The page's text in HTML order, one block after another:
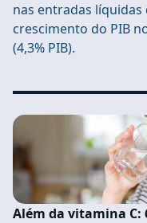
nas entradas líquidas
crescimento do PIB
(4,3% PIB).
Além da vitamina